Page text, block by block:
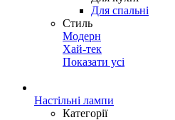
Для спальні
Стиль
Модерн
Хай-тек
Показати усі
Настільні лампи
Категорії